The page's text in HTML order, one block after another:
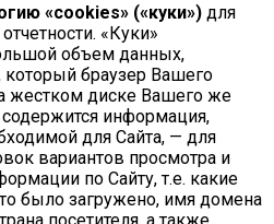
«cookies» («куки») для
«Куки»
объем данных,
браузер Вашего
жестком диске Вашего же
информация,
для Сайта, — для
вариантов просмотра и
по Сайту, т.е. какие
было загружено, имя домена